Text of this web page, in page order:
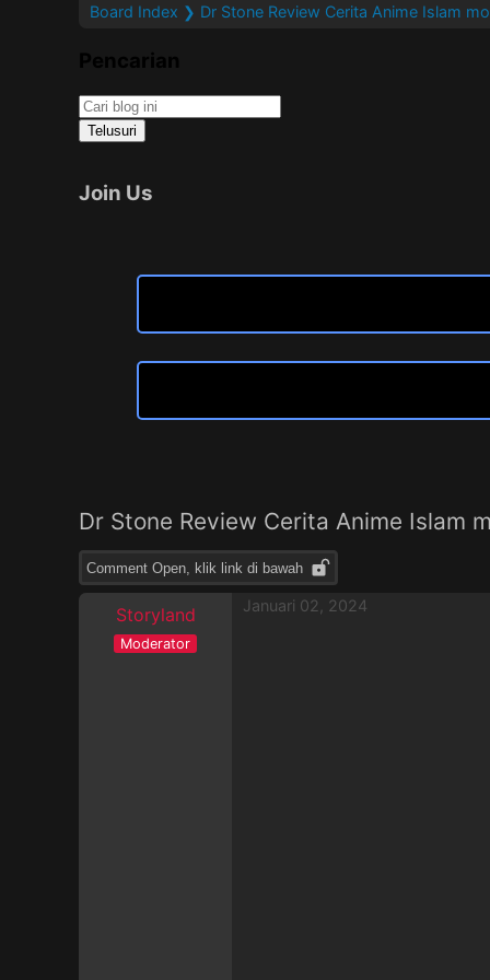
Board Index ❯ Dr Stone Review Cerita Anime Islam
Join Us
Dr Stone Review Cerita Anime Islam
Comment Open, klik link di bawah
Storyland Januari 02, 2024